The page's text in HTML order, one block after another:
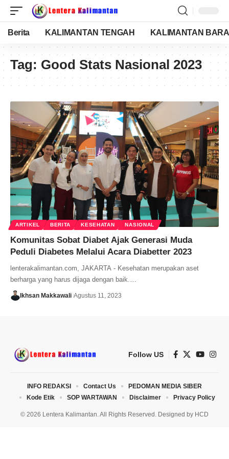
Berita KALIMANTAN TENGAH KALIMANTAN
Tag: Good Stats Nasional 2023
ARTIKEL BERITA KESEHATAN NASIONAL
Komunitas Sobat Diabet Ajak Generasi Muda
Peduli Diabetes Melalui Acara Diabetter 2023
lenterakalimantan.com, JAKARTA - Kesehatan merupakan aset
berharga yang harus dijaga dengan baik.…
Ikhsan Makkawali Agustus 11, 2023
Follow US
© 2026 Lentera Kalimantan. All Rights Reserved. Designed by HCD
INFO REDAKSI Contact Us
PEDOMAN MEDIA SIBER
Kode Etik
SOP WARTAWAN Disclaimer Privacy Policy